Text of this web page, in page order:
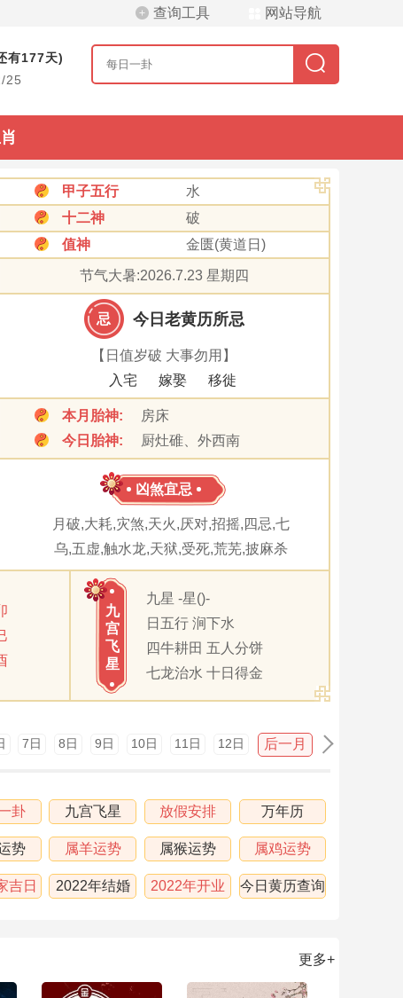
查询工具 网站导航
有177天)
25
甲子五行
水
十二神
破
值神
金匮(黄道日)
节气大暑:2026.7.23 星期四
忌 今日老黄历所忌
【日值岁破 大事勿用】
入宅
嫁娶 移徙
本月胎神:
房床
今日胎神:
厨灶碓、外西南
凶煞宜忌
月破,大耗,灾煞,天火,厌对,招摇,四忌,七
乌,五虚,触水龙,天狱,受死,荒芜,披麻杀
九
宫
飞
星
九星 -星()-
日五行 涧下水
四牛耕田 五人分饼
七龙治水 十日得金
7日 8日 9日 10日 11日 12日 后一月
卦 九宫飞星 放假安排 万年历
势 属羊运势 属猴运势 属鸡运势
吉日
2022年结婚
2022年开业
今日黄历查询
更多+